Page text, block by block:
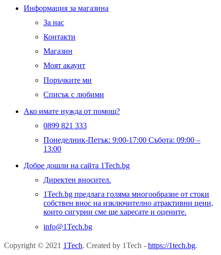
Информация за магазина
За нас
Контакти
Магазин
Моят акаунт
Поръчките ми
Списък с любими
Ако имате нужда от помощ?
0899 821 333
Понеделник-Петък: 9:00-17:00 Събота: 09:00 –
13:00
Добре дошли на сайта 1Tech.bg
Директен вносител.
1Tech.bg предлага голяма многообразие от стоки
собствен внос на изключително атрактивни цени,
които сигурни сме ще харесате и оцените.
info@1Tech.bg
Copyright © 2021 1Tech. Created by 1Tech - https://1tech.bg.